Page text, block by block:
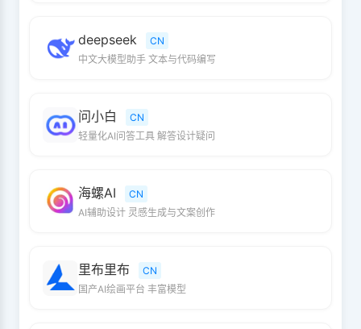
deepseek
CN
中文大模型助手 文本与代码编写
问小白
CN
轻量化AI问答工具 解答设计疑问
海螺AI
CN
AI辅助设计 灵感生成与文案创作
里布里布
CN
国产AI绘画平台 丰富模型